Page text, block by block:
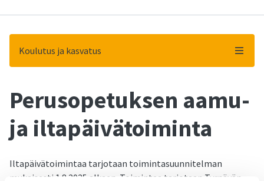
Koulutus ja kasvatus
-Perusopetuksen aamu-
ja iltapäivätoiminta
Iltapäivätoimintaa tarjotaan toimintasuunnitelman
mukaisesti 1.8.2025 alkaen. Toimintaa tarjotaan Tyrnävän